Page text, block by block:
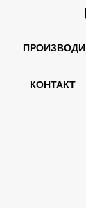
ПРОИЗВОДИ
КОНТАКТ